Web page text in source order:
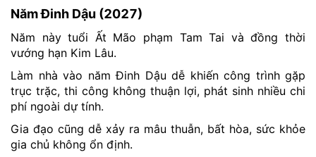
Năm Đinh Dậu (2027)
Năm này tuổi Ất Mão phạm Tam Tai và đồng thời
vướng hạn Kim Lâu.
Làm nhà vào năm Đinh Dậu dễ khiến công trình gặp
trục trặc, thi công không thuận lợi, phát sinh nhiều chi
phí ngoài dự tính.
Gia đạo cũng dễ xảy ra mâu thuẫn, bất hòa, sức khỏe
gia chủ không ổn định.